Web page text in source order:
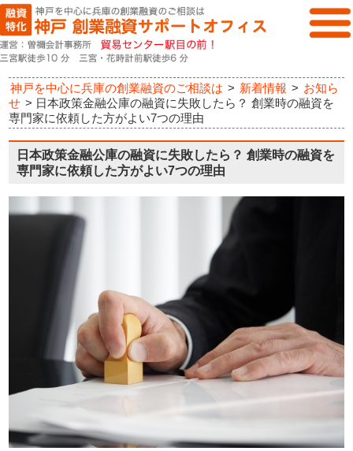
神戸を中心に兵庫の創業融資のご相談は > 新着情報 > お知ら
せ > 日本政策金融公庫の融資に失敗したら？ 創業時の融資を
専門家に依頼した方がよい7つの理由
日本政策金融公庫の融資に失敗したら？ 創業時の融資を
専門家に依頼した方がよい7つの理由